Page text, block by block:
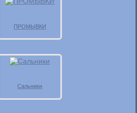
ПРОМЫВКИ
Сальники